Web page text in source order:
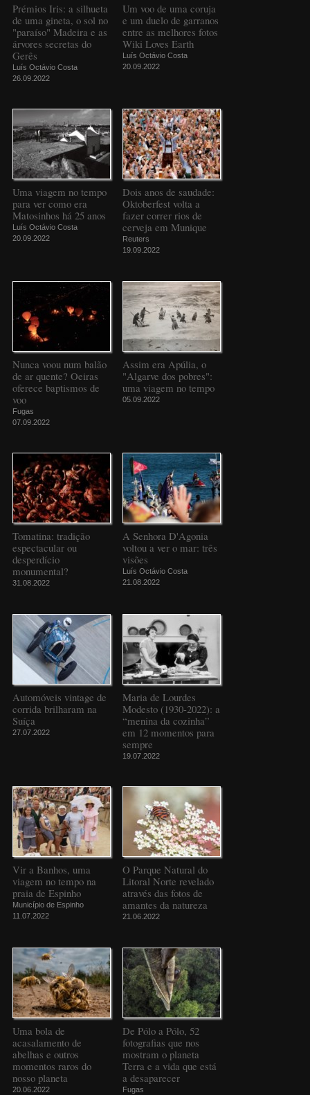
Prémios Iris: a silhueta
de uma gineta, o sol no
"paraíso" Madeira e as
árvores secretas do
Gerês
Luís Octávio Costa
26.09.2022
Um voo de uma coruja
e um duelo de garranos
entre as melhores fotos
Wiki Loves Earth
Luís Octávio Costa
20.09.2022
Uma viagem no tempo
para ver como era
Matosinhos há 25 anos
Luís Octávio Costa
20.09.2022
Dois anos de saudade:
Oktoberfest volta a
fazer correr rios de
cerveja em Munique
Reuters
19.09.2022
Nunca voou num balão
de ar quente? Oeiras
oferece baptismos de
voo
Fugas
07.09.2022
Assim era Apúlia, o
"Algarve dos pobres":
uma viagem no tempo
05.09.2022
Tomatina: tradição
espectacular ou
desperdício
monumental?
31.08.2022
A Senhora D'Agonia
voltou a ver o mar: três
visões
Luís Octávio Costa
21.08.2022
Automóveis vintage de
corrida brilharam na
Suíça
27.07.2022
Maria de Lourdes
Modesto (1930-2022): a
“menina da cozinha”
em 12 momentos para
sempre
19.07.2022
Vir a Banhos, uma
viagem no tempo na
praia de Espinho
Município de Espinho
11.07.2022
O Parque Natural do
Litoral Norte revelado
através das fotos de
amantes da natureza
21.06.2022
Uma bola de
acasalamento de
abelhas e outros
momentos raros do
nosso planeta
20.06.2022
De Pólo a Pólo, 52
fotografias que nos
mostram o planeta
Terra e a vida que está
a desaparecer
Fugas